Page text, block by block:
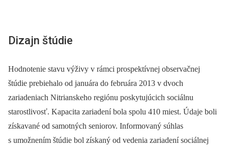
Dizajn štúdie
Hodnotenie stavu výživy v rámci prospektívnej observačnej
štúdie prebiehalo od januára do februára 2013 v dvoch
zariadeniach Nitrianskeho regiónu poskytujúcich sociálnu
starostlivosť. Kapacita zariadení bola spolu 410 miest. Údaje boli
získavané od samotných seniorov. Informovaný súhlas
s umožnením štúdie bol získaný od vedenia zariadení sociálnej